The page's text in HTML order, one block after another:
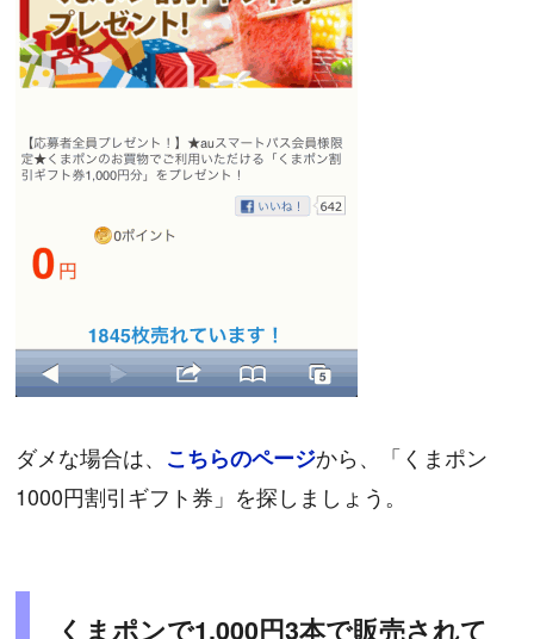
ダメな場合は、 こちらのページから、「くまポン
1000円割引ギフト券」を探しましょう。
くまポンで1,000円3本で販売されて